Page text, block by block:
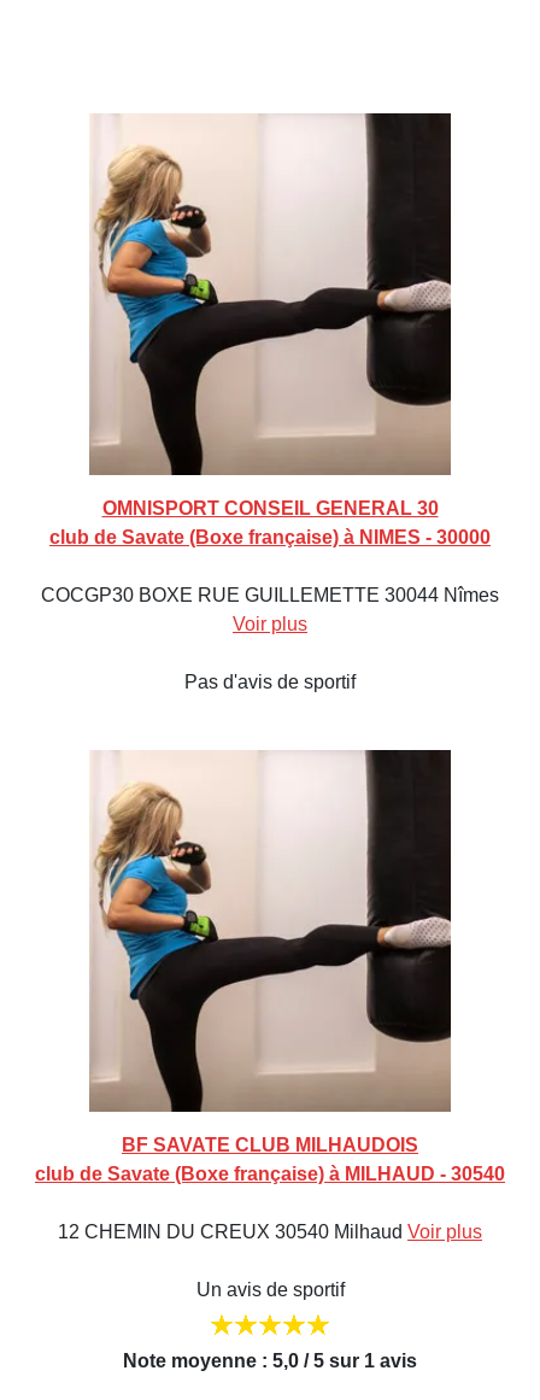
OMNISPORT CONSEIL GENERAL 30
club de Savate (Boxe française) à NIMES - 30000
COCGP30 BOXE RUE GUILLEMETTE 30044 Nîmes
Voir plus
Pas d'avis de sportif
BF SAVATE CLUB MILHAUDOIS
club de Savate (Boxe française) à MILHAUD - 30540
12 CHEMIN DU CREUX 30540 Milhaud Voir plus
Un avis de sportif
Note moyenne : 5,0 / 5 sur 1 avis